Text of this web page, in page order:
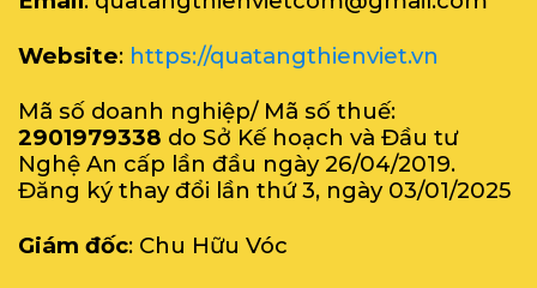
Website: https://quatangthienviet.vn
Mã số doanh nghiệp/ Mã số thuế:
2901979338 do Sở Kế hoạch và Đầu tư
Nghệ An cấp lần đầu ngày 26/04/2019.
Đăng ký thay đổi lần thứ 3, ngày 03/01/2025
Giám đốc: Chu Hữu Vóc